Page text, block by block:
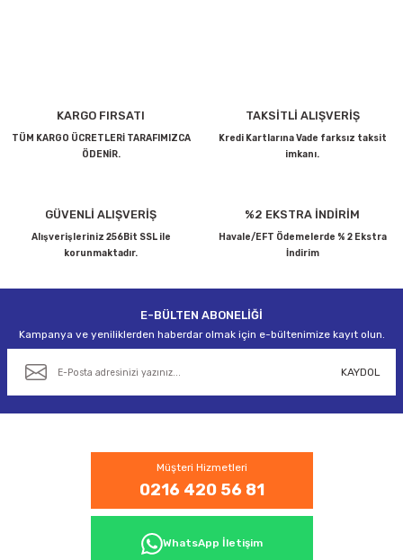
Ürün açıklamasında eksik bilgiler bulunuyor.
Ürün bilgilerinde hatalar bulunuyor.
Bu ürüne benzer farklı alternatifler olmalı.
KARGO FIRSATI
TÜM KARGO ÜCRETLERİ TARAFIMIZCA
ÖDENİR.
TAKSİTLİ ALIŞVERİŞ
Kredi Kartlarına Vade farksız taksit
imkanı.
GÜVENLİ ALIŞVERİŞ
Alışverişleriniz 256Bit SSL ile
korunmaktadır.
%2 EKSTRA İNDİRİM
Havale/EFT Ödemelerde % 2 Ekstra
İndirim
E-BÜLTEN ABONELİĞİ
Kampanya ve yeniliklerden haberdar olmak için e-bültenimize kayıt olun.
KAYDOL
Müşteri Hizmetleri
0216 420 56 81
WhatsApp İletişim